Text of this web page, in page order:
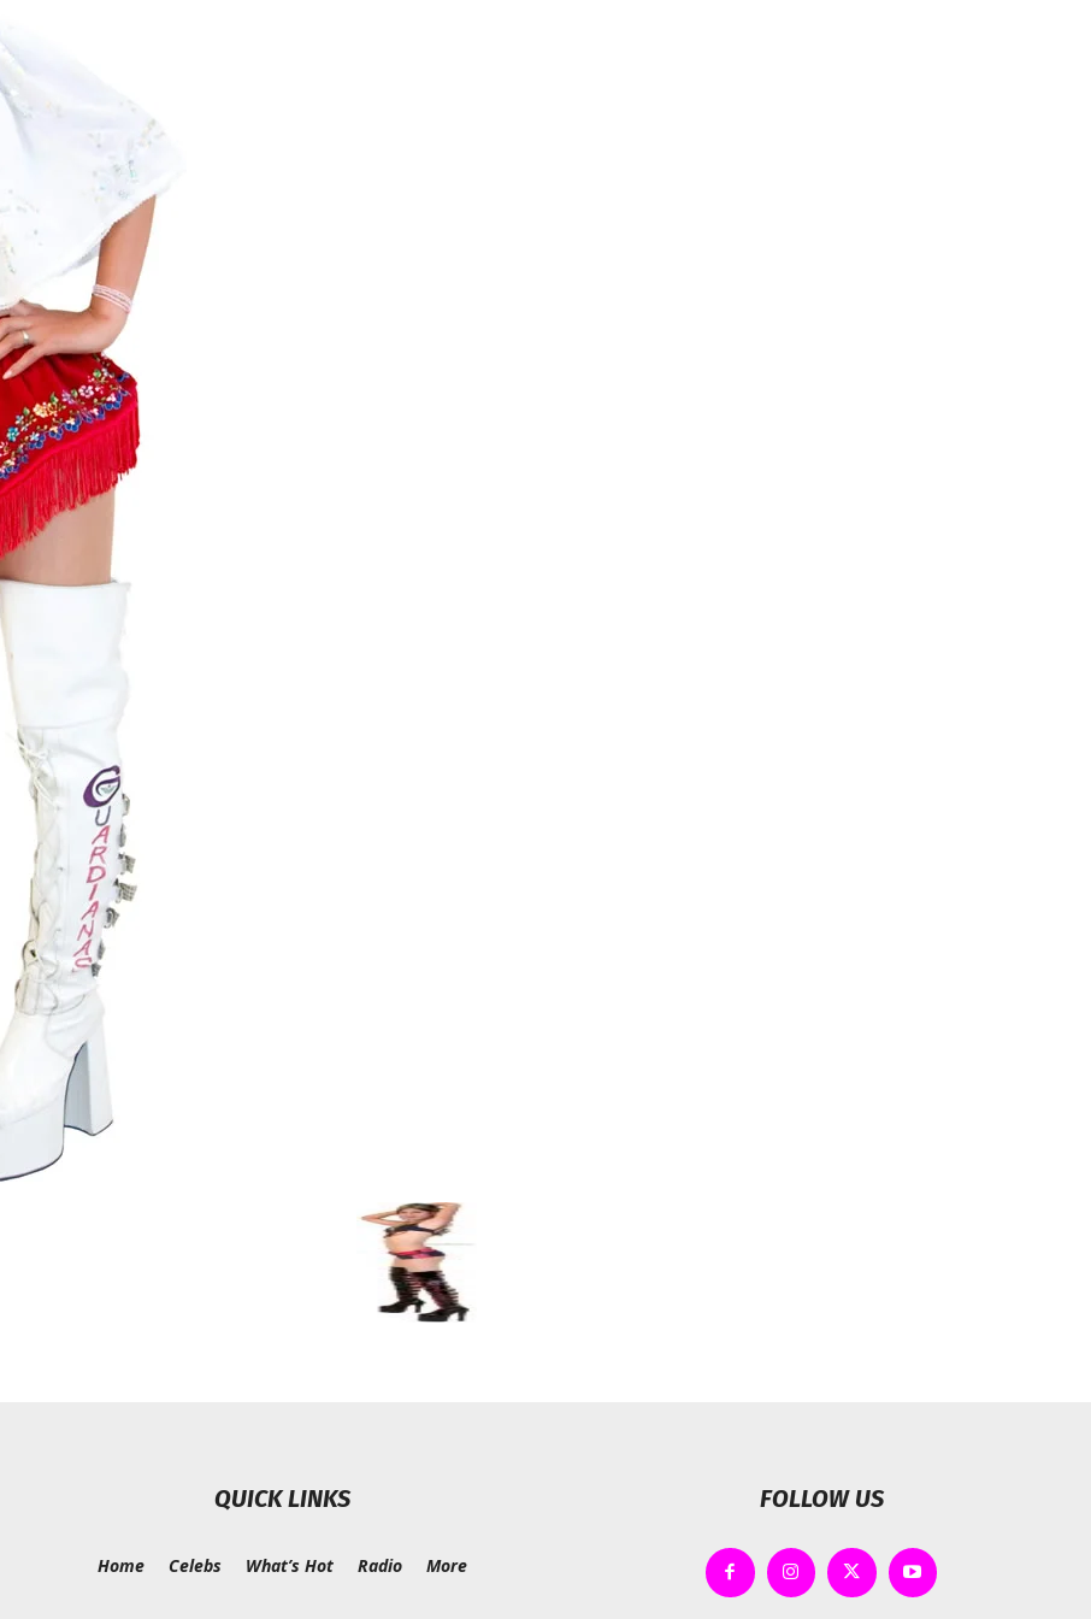
QUICK LINKS
Home Celebs What’s Hot Radio More
FOLLOW US